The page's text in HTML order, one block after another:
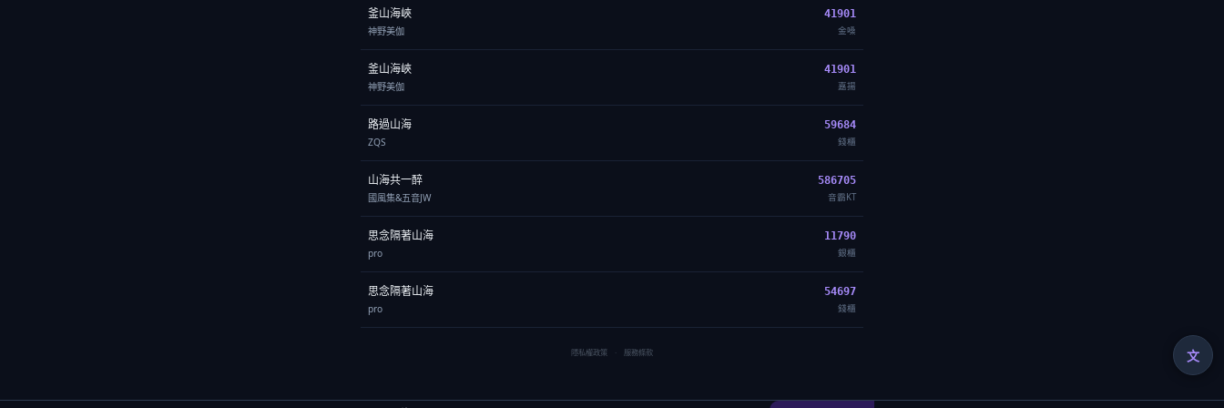
釜山海峽
神野美伽
41901
金嗓
釜山海峽
神野美伽
41901
嘉揚
路過山海
ZQS
59684
錢櫃
山海共一醉
國風集&五音JW
586705
音霸KT
思念隔著山海
pro
11790
銀櫃
思念隔著山海
pro
54697
錢櫃
隱私權政策 · 服務條款 文